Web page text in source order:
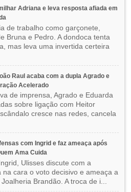
Adriana e leva resposta afiada em
de trabalho como garçonete,
Bruna e Pedro. A dondoca tenta
mas leva uma invertida certeira
Raul acaba com a dupla Agrado e
Acelerado
de imprensa, Agrado e Eduarda
sobre ligação com Heitor
cresce nas redes, cancela
com Ingrid e faz ameaça após
Ama Cuida
Ulisses discute com a
na cara o voto decisivo e ameaça a
Brandão. A troca de i...